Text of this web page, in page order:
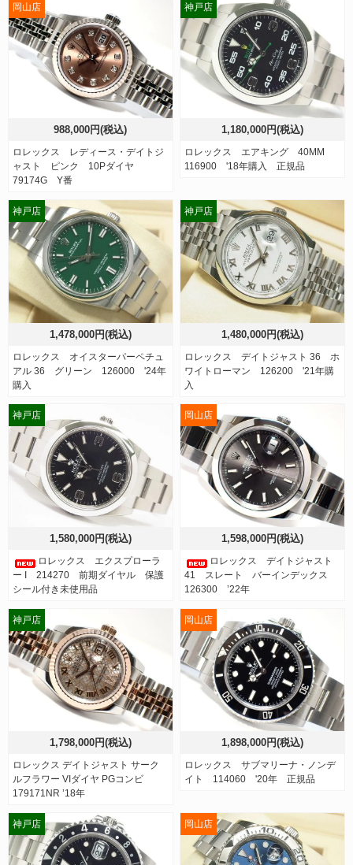
988,000円(税込)
ロレックス レディース・デイトジ
ャスト ピンク 10Pダイヤ
79174G Y番
岡山店
1,180,000円(税込)
ロレックス エアキング 40MM
116900 '18年購入 正規品
神戸店
1,478,000円(税込)
ロレックス オイスターパーペチュ
アル 36 グリーン 126000 '24年
購入
神戸店
1,480,000円(税込)
ロレックス デイトジャスト 36 ホ
ワイトローマン 126200 '21年購
入
神戸店
1,580,000円(税込)
ロレックス エクスプローラ
ー I 214270 前期ダイヤル 保護
シール付き未使用品
神戸店
1,598,000円(税込)
ロレックス デイトジャスト
41 スレート バーインデックス
126300 ’22年
岡山店
1,798,000円(税込)
ロレックス デイトジャスト サーク
ルフラワー VIダイヤ PGコンビ
179171NR ’18年
神戸店
1,898,000円(税込)
ロレックス サブマリーナ・ノンデ
イト 114060 '20年 正規品
岡山店
神戸店 岡山店